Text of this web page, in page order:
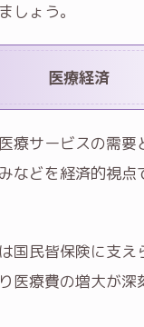
しょう。
医療経済
療サービスの需要
などを経済的視点
国民皆保険に支え
医療費の増大が深